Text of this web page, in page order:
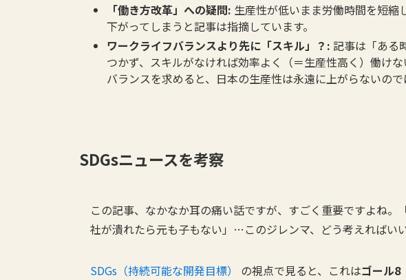
「働き方改革」への疑問: 生産性が低いまま労働時間を短縮
下がってしまうと記事は指摘しています。
ワークライフバランスより先に「スキル」？: 記事は「ある
つかず、スキルがなければ効率よく（＝生産性高く）働け
バランスを求めると、日本の生産性は永遠に上がらないので
SDGsニュースを考察
この記事、なかなか耳の痛い話ですが、すごく重要ですよね
社が潰れたら元も子もない」…このジレンマ、どう考えればい
SDGs（持続可能な開発目標） の視点で見ると、これはゴール8